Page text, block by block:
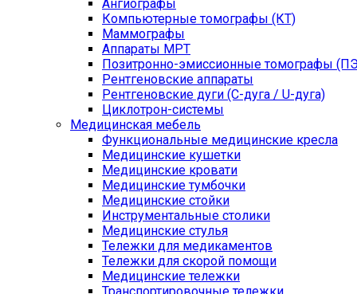
Ангиографы
Компьютерные томографы (КТ)
Маммографы
Аппараты МРТ
Позитронно-эмиссионные томографы
Рентгеновские аппараты
Рентгеновские дуги (С-дуга / U-дуга)
Циклотрон-системы
Медицинская мебель
Функциональные медицинские кресла
Медицинские кушетки
Медицинские кровати
Медицинские тумбочки
Медицинские стойки
Инструментальные столики
Медицинские стулья
Тележки для медикаментов
Тележки для скорой помощи
Медицинские тележки